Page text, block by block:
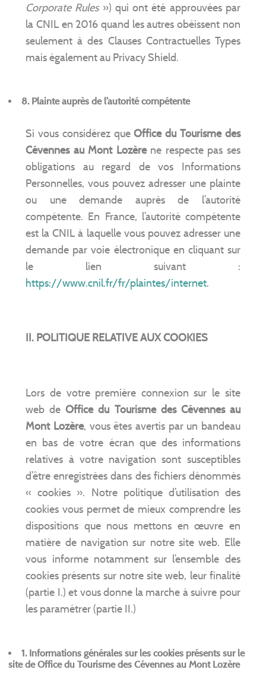
Corporate Rules») qui ont été approuvées par
la CNIL en 2016 quand les autres obéissent non
seulement à des Clauses Contractuelles Types
mais également au Privacy Shield.
8. Plainte auprès de l’autorité compétente
Si vous considérez queOffice du Tourisme des
Cévennes au Mont Lozèrene respecte pas ses
obligations au regard de vos Informations
Personnelles, vous pouvez adresser une plainte
ou une demande auprès de l’autorité
compétente. En France, l’autorité compétente
est la CNIL à laquelle vous pouvez adresser une
demande par voie électronique en cliquant sur
le lien suivant :
https://www.cnil.fr/fr/plaintes/internet.
II. POLITIQUE RELATIVE AUX COOKIES
Lors de votre première connexion sur le site
web deOffice du Tourisme des Cévennes au
Mont Lozère, vous êtes avertis par un bandeau
en bas de votre écran que des informations
relatives à votre navigation sont susceptibles
d’être enregistrées dans des fichiers dénommés
« cookies ». Notre politique d’utilisation des
cookies vous permet de mieux comprendre les
dispositions que nous mettons en œuvre en
matière de navigation sur notre site web. Elle
vous informe notamment sur l’ensemble des
cookies présents sur notre site web, leur finalité
(partie I.) et vous donne la marche à suivre pour
les paramétrer (partie II.)
1. Informations générales sur les cookies présents sur le
site de Office du Tourisme des Cévennes au Mont Lozère